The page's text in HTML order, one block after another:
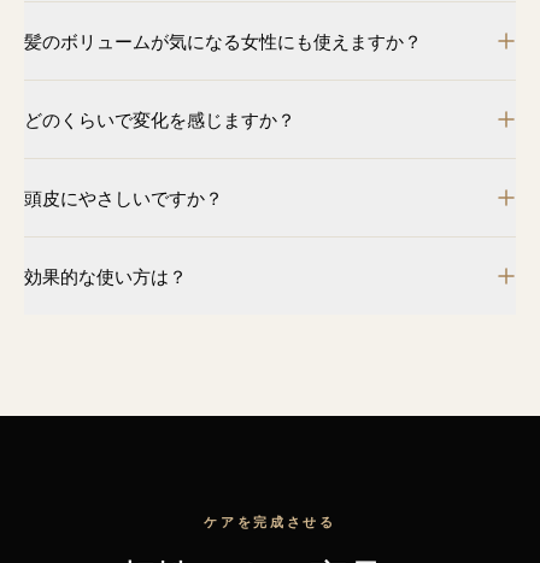
たつきにくいスカルプ美容液です。毎日心地よく使え、ふん
わり健やかな髪印象を目指します。
髪のボリュームが気になる女性にも使えますか？
の大人の頭皮に向けて設計しています。
どのくらいで変化を感じますか？
かりとした髪の手触りを感じる方が多く、ふんわりとした印
象は90日間の習慣で少しずつ育っていきます。
頭皮にやさしいですか？
ます。頭皮が敏感な方は、事前にパッチテストをおすすめし
効果的な使い方は？
ケアを完成させる